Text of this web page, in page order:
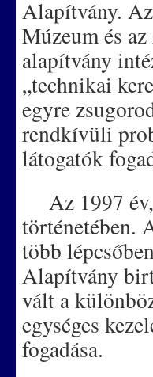
Alapítvány.
Múzeum és
alapítvány
„technikai
egyre
rendkívüli
látogatók
Az 1997
történetében.
több
Alapítvány
vált a
egységes
fogadása.